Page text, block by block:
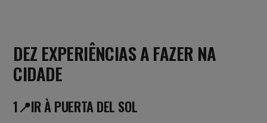
DEZ EXPERIÊNCIAS A FAZER NA
CIDADE
1📍IR À PUERTA DEL SOL